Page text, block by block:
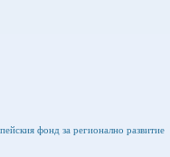
фонд за регионално развитие